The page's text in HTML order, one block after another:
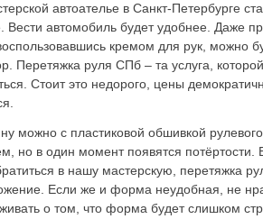
автоателье в Санкт-Петербурге
Вести автомобиль будет удобнее. Даже
кремом для рук, можно
Перетяжка руля СПб – та услуга,
Стоит это недорого, цены
можно с пластиковой обшивкой
но в один момент появятся потёртости.
в нашу мастерскую, перетяжка
Если же и форма неудобная, не
о том, что форма будет слишком